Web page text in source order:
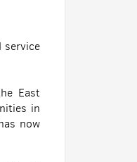
service
East
in
now